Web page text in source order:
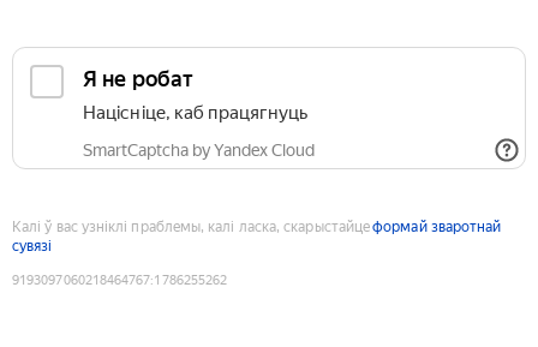
Я не робат
Націсніце, каб працягнуць
SmartCaptcha by Yandex Cloud
Калі ў вас узніклі праблемы, калі ласка, скарыстайцеформай зваротнай
сувязі
9193097060218464767:1786255262